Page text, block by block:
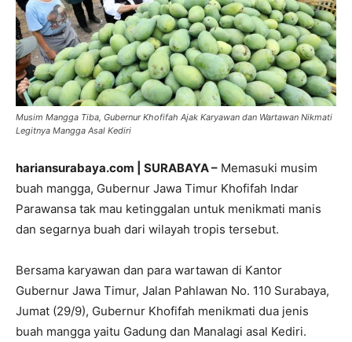
Musim Mangga Tiba, Gubernur Khofifah Ajak Karyawan dan Wartawan Nikmati
Legitnya Mangga Asal Kediri
hariansurabaya.com | SURABAYA – Memasuki musim
buah mangga, Gubernur Jawa Timur Khofifah Indar
Parawansa tak mau ketinggalan untuk menikmati manis
dan segarnya buah dari wilayah tropis tersebut.
Bersama karyawan dan para wartawan di Kantor
Gubernur Jawa Timur, Jalan Pahlawan No. 110 Surabaya,
Jumat (29/9), Gubernur Khofifah menikmati dua jenis
buah mangga yaitu Gadung dan Manalagi asal Kediri.